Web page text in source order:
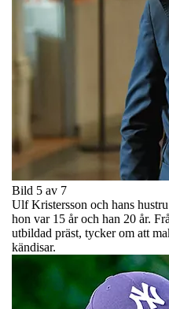
Bild 5 av 7
Ulf Kristersson och hans
hon var 15 år och han 20 år.
utbildad präst, tycker om att
kändisar.